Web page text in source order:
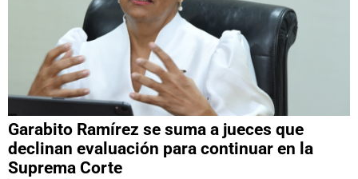
Garabito Ramírez se suma a jueces que
declinan evaluación para continuar en la
Suprema Corte